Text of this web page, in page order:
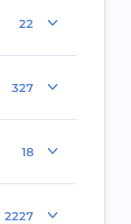
22
327
18
2227